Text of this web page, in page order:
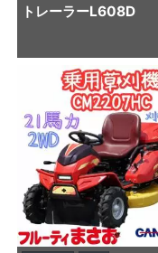
トレーラーL608D